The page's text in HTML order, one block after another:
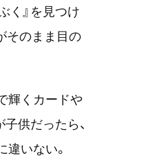
く』を見つけ
そのまま目の
輝くカードや
供だったら、
いない。